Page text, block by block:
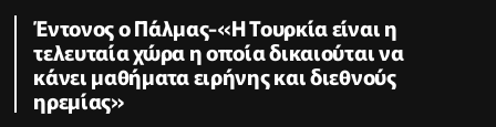
Έντονος ο Πάλμας-«Η Τουρκία είναι η
τελευταία χώρα η οποία δικαιούται να
κάνει μαθήματα ειρήνης και διεθνούς
ηρεμίας»